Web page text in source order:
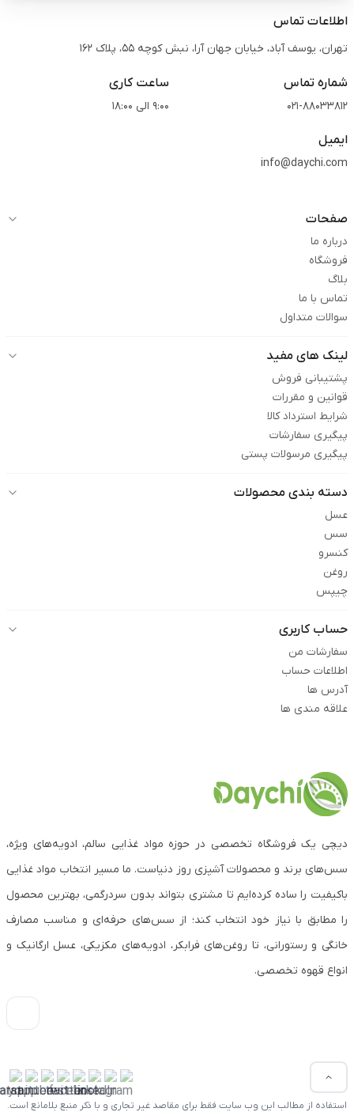
اطلاعات تماس
تهران، یوسف آباد، خیابان جهان آرا، نبش کوچه 55، پلاک 162
شماره تماس
021-88033812
ساعت کاری
9:00 الی 18:00
ایمیل
info@daychi.com
صفحات
درباره ما
فروشگاه
بلاگ
تماس با ما
سوالات متداول
لینک های مفید
پشتیبانی فروش
قوانین و مقررات
شرایط استرداد کالا
پیگیری سفارشات
پیگیری مرسولات پستی
دسته بندی محصولات
عسل
سس
کنسرو
روغن
چیپس
حساب کاربری
سفارشات من
اطلاعات حساب
آدرس ها
علاقه مندی ها
دیچی یک فروشگاه تخصصی در حوزه مواد غذایی سالم، ادویه‌های ویژه،
سس‌های برند و محصولات آشپزی روز دنیاست. ما مسیر انتخاب مواد غذایی
باکیفیت را ساده کرده‌ایم تا مشتری بتواند بدون سردرگمی، بهترین محصول
را مطابق با نیاز خود انتخاب کند؛ از سس‌های حرفه‌ای و مناسب مصارف
خانگی و رستورانی، تا روغن‌های فرابکر، ادویه‌های مکزیکی، عسل ارگانیک و
انواع قهوه تخصصی.
استفاده از مطالب این وب سایت فقط برای مقاصد غیر تجاری و با ذکر منبع بلامانع است.